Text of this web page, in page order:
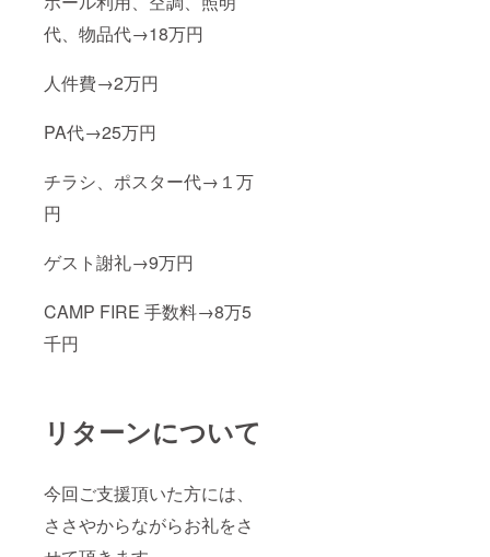
代、物品代→18万円
人件費→2万円
PA代→25万円
チラシ、ポスター代→１万
円
ゲスト謝礼→9万円
CAMP FIRE 手数料→8万5
千円
リターンについて
今回ご支援頂いた方には、
ささやからながらお礼をさ